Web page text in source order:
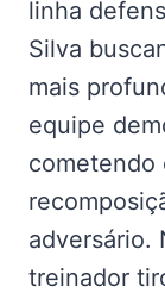
linha
Silva
mais
equipe
cometendo
adversário.
treinador